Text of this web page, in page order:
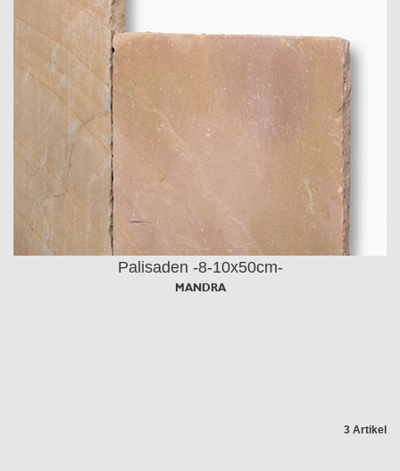
Palisaden -8-10x50cm-
MANDRA
3 Artikel